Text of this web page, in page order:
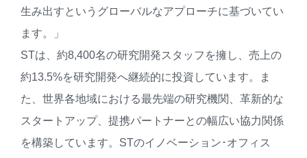
生み出すというグローバルなアプローチに基づいてい
ます。」
STは、約8,400名の研究開発スタッフを擁し、売上の
約13.5%を研究開発へ継続的に投資しています。ま
た、世界各地域における最先端の研究機関、革新的な
スタートアップ、提携パートナーとの幅広い協力関係
を構築しています。STのイノベーション･オフィス